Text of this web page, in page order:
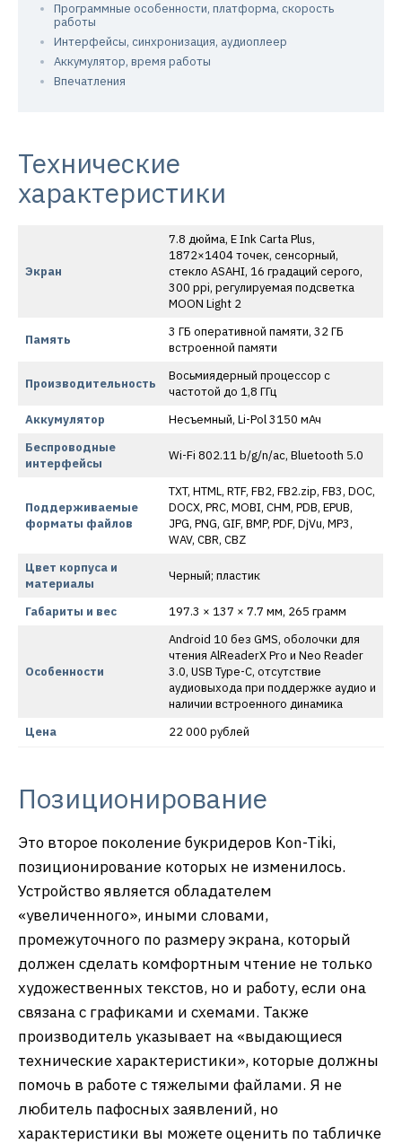
Программные особенности, платформа, скорость
работы
Интерфейсы, синхронизация, аудиоплеер
Аккумулятор, время работы
Впечатления
Технические
характеристики
Экран
7.8 дюйма, E Ink Carta Plus,
1872×1404 точек, сенсорный,
стекло ASAHI, 16 градаций серого,
300 ppi, регулируемая подсветка
MOON Light 2
Память
3 ГБ оперативной памяти, 32 ГБ
встроенной памяти
Производительность
Восьмиядерный процессор с
частотой до 1,8 ГГц
Аккумулятор
Несъемный, Li-Pol 3150 мАч
Беспроводные
интерфейсы
Wi-Fi 802.11 b/g/n/ac, Bluetooth 5.0
Поддерживаемые
форматы файлов
TXT, HTML, RTF, FB2, FB2.zip, FB3, DOC,
DOCX, PRC, MOBI, CHM, PDB, EPUB,
JPG, PNG, GIF, BMP, PDF, DjVu, MP3,
WAV, CBR, CBZ
Цвет корпуса и
материалы
Черный; пластик
Габариты и вес 197.3 × 137 × 7.7 мм, 265 грамм
Особенности
Android 10 без GMS, оболочки для
чтения AlReaderX Pro и Neo Reader
3.0, USB Type-C, отсутствие
аудиовыхода при поддержке аудио и
наличии встроенного динамика
Цена
22 000 рублей
Позиционирование
Это второе поколение букридеров Kon-Tiki,
позиционирование которых не изменилось.
Устройство является обладателем
«увеличенного», иными словами,
промежуточного по размеру экрана, который
должен сделать комфортным чтение не только
художественных текстов, но и работу, если она
связана с графиками и схемами. Также
производитель указывает на «выдающиеся
технические характеристики», которые должны
помочь в работе с тяжелыми файлами. Я не
любитель пафосных заявлений, но
характеристики вы можете оценить по табличке